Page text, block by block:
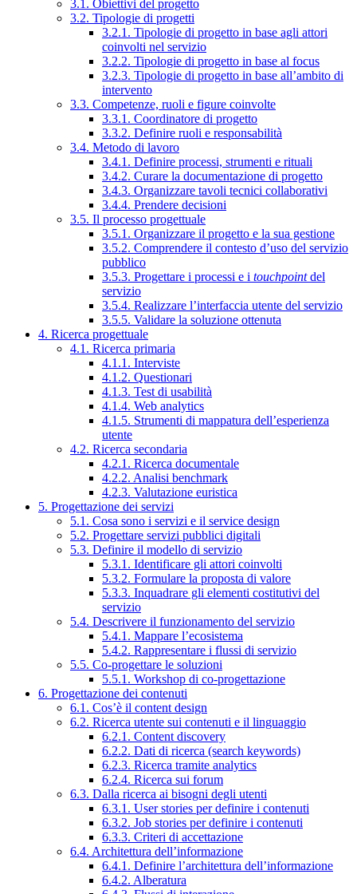
3.1. Obiettivi del progetto
3.2. Tipologie di progetti
3.2.1. Tipologie di progetto in base agli attori
coinvolti nel servizio
3.2.2. Tipologie di progetto in base al focus
3.2.3. Tipologie di progetto in base all’ambito di
intervento
3.3. Competenze, ruoli e figure coinvolte
3.3.1. Coordinatore di progetto
3.3.2. Definire ruoli e responsabilità
3.4. Metodo di lavoro
3.4.1. Definire processi, strumenti e rituali
3.4.2. Curare la documentazione di progetto
3.4.3. Organizzare tavoli tecnici collaborativi
3.4.4. Prendere decisioni
3.5. Il processo progettuale
3.5.1. Organizzare il progetto e la sua gestione
3.5.2. Comprendere il contesto d’uso del servizio
pubblico
3.5.3. Progettare i processi e i touchpointdel
servizio
3.5.4. Realizzare l’interfaccia utente del servizio
3.5.5. Validare la soluzione ottenuta
4. Ricerca progettuale
4.1. Ricerca primaria
4.1.1. Interviste
4.1.2. Questionari
4.1.3. Test di usabilità
4.1.4. Web analytics
4.1.5. Strumenti di mappatura dell’esperienza
utente
4.2. Ricerca secondaria
4.2.1. Ricerca documentale
4.2.2. Analisi benchmark
4.2.3. Valutazione euristica
5. Progettazione dei servizi
5.1. Cosa sono i servizi e il service design
5.2. Progettare servizi pubblici digitali
5.3. Definire il modello di servizio
5.3.1. Identificare gli attori coinvolti
5.3.2. Formulare la proposta di valore
5.3.3. Inquadrare gli elementi costitutivi del
servizio
5.4. Descrivere il funzionamento del servizio
5.4.1. Mappare l’ecosistema
5.4.2. Rappresentare i flussi di servizio
5.5. Co-progettare le soluzioni
5.5.1. Workshop di co-progettazione
6. Progettazione dei contenuti
6.1. Cos’è il content design
6.2. Ricerca utente sui contenuti e il linguaggio
6.2.1. Content discovery
6.2.2. Dati di ricerca (search keywords)
6.2.3. Ricerca tramite analytics
6.2.4. Ricerca sui forum
6.3. Dalla ricerca ai bisogni degli utenti
6.3.1. User stories per definire i contenuti
6.3.2. Job stories per definire i contenuti
6.3.3. Criteri di accettazione
6.4. Architettura dell’informazione
6.4.1. Definire l’architettura dell’informazione
6.4.2. Alberatura